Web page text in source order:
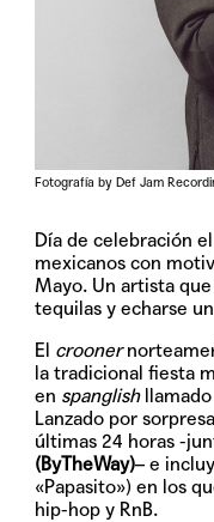
Fotografía by Def Jam
Día de celebración
mexicanos con
Mayo. Un artista
tequilas y echarse
El crooner
la tradicional fiesta
en spanglishllamado
Lanzado por
últimas 24 horas -
(ByTheWay)– e
«Papasito») en los
hip-hop y RnB.